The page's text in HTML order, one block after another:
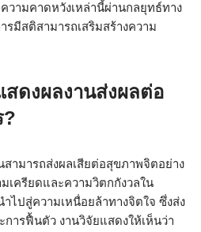
วามคาดหวังเหล่านี้ผ่านกลยุทธ์ทาง
รมีสติสามารถเสริมสร้างความ
ดงผลงานส่งผลต่อ
?
ามารถส่งผลเสียต่อสุขภาพจิตอย่าง
เครียดและความวิตกกังวลใน
ไปสู่ความเหนื่อยล้าทางจิตใจ ซึ่งส่ง
ารฟื้นตัว งานวิจัยแสดงให้เห็นว่า